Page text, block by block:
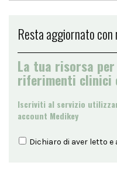
Resta aggiornato con
La tua risorsa per
riferimenti clinici
Iscriviti al servizio
account Medikey
Dichiaro di aver letto